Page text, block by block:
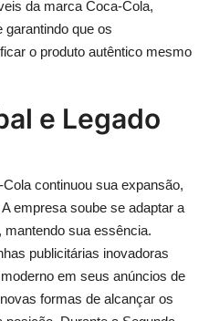
da marca Coca-Cola,
garantindo que os
o produto autêntico mesmo
e Legado
continuou sua expansão,
empresa soube se adaptar a
sua essência.
publicitárias inovadoras
em seus anúncios de
formas de alcançar os